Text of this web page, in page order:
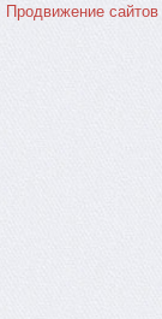
Продвижение сайтов